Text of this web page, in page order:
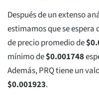
Después de un extenso
estimamos que se espera
de precio promedio de$
mínimo de$0.001748
Además, PRQ tiene un
$0.001923.